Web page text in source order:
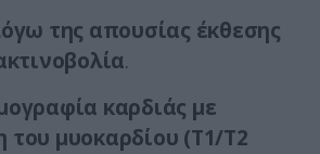
της απουσίας έκθεσης
.
καρδιάς με
μυοκαρδίου (Τ1/Τ2